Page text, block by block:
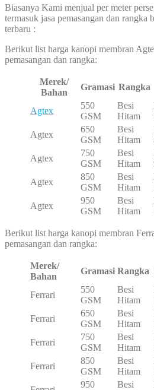
Biasanya Kami menjual per meter
termasuk jasa pemasangan dan rangka
terbaru :
Berikut list harga kanopi membran
pemasangan dan rangka:
Merek/
Bahan
Gramasi Rangka
Agtex
550
GSM
Besi
Hitam
Agtex
650
GSM
Besi
Hitam
Agtex
750
GSM
Besi
Hitam
Agtex
850
GSM
Besi
Hitam
Agtex
950
GSM
Besi
Hitam
Berikut list harga kanopi membran
pemasangan dan rangka:
Merek/
Bahan
Gramasi Rangka
Ferrari
550
GSM
Besi
Hitam
Ferrari
650
GSM
Besi
Hitam
Ferrari
750
GSM
Besi
Hitam
Ferrari
850
GSM
Besi
Hitam
950
Besi